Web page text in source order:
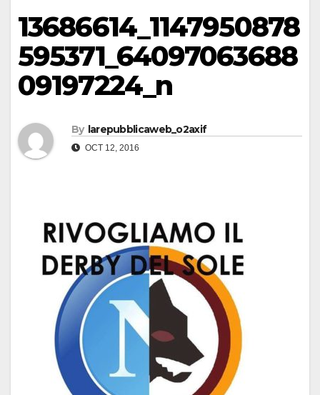
13686614_1147950878
595371_64097063688
09197224_n
By larepubblicaweb_o2axif
OCT 12, 2016